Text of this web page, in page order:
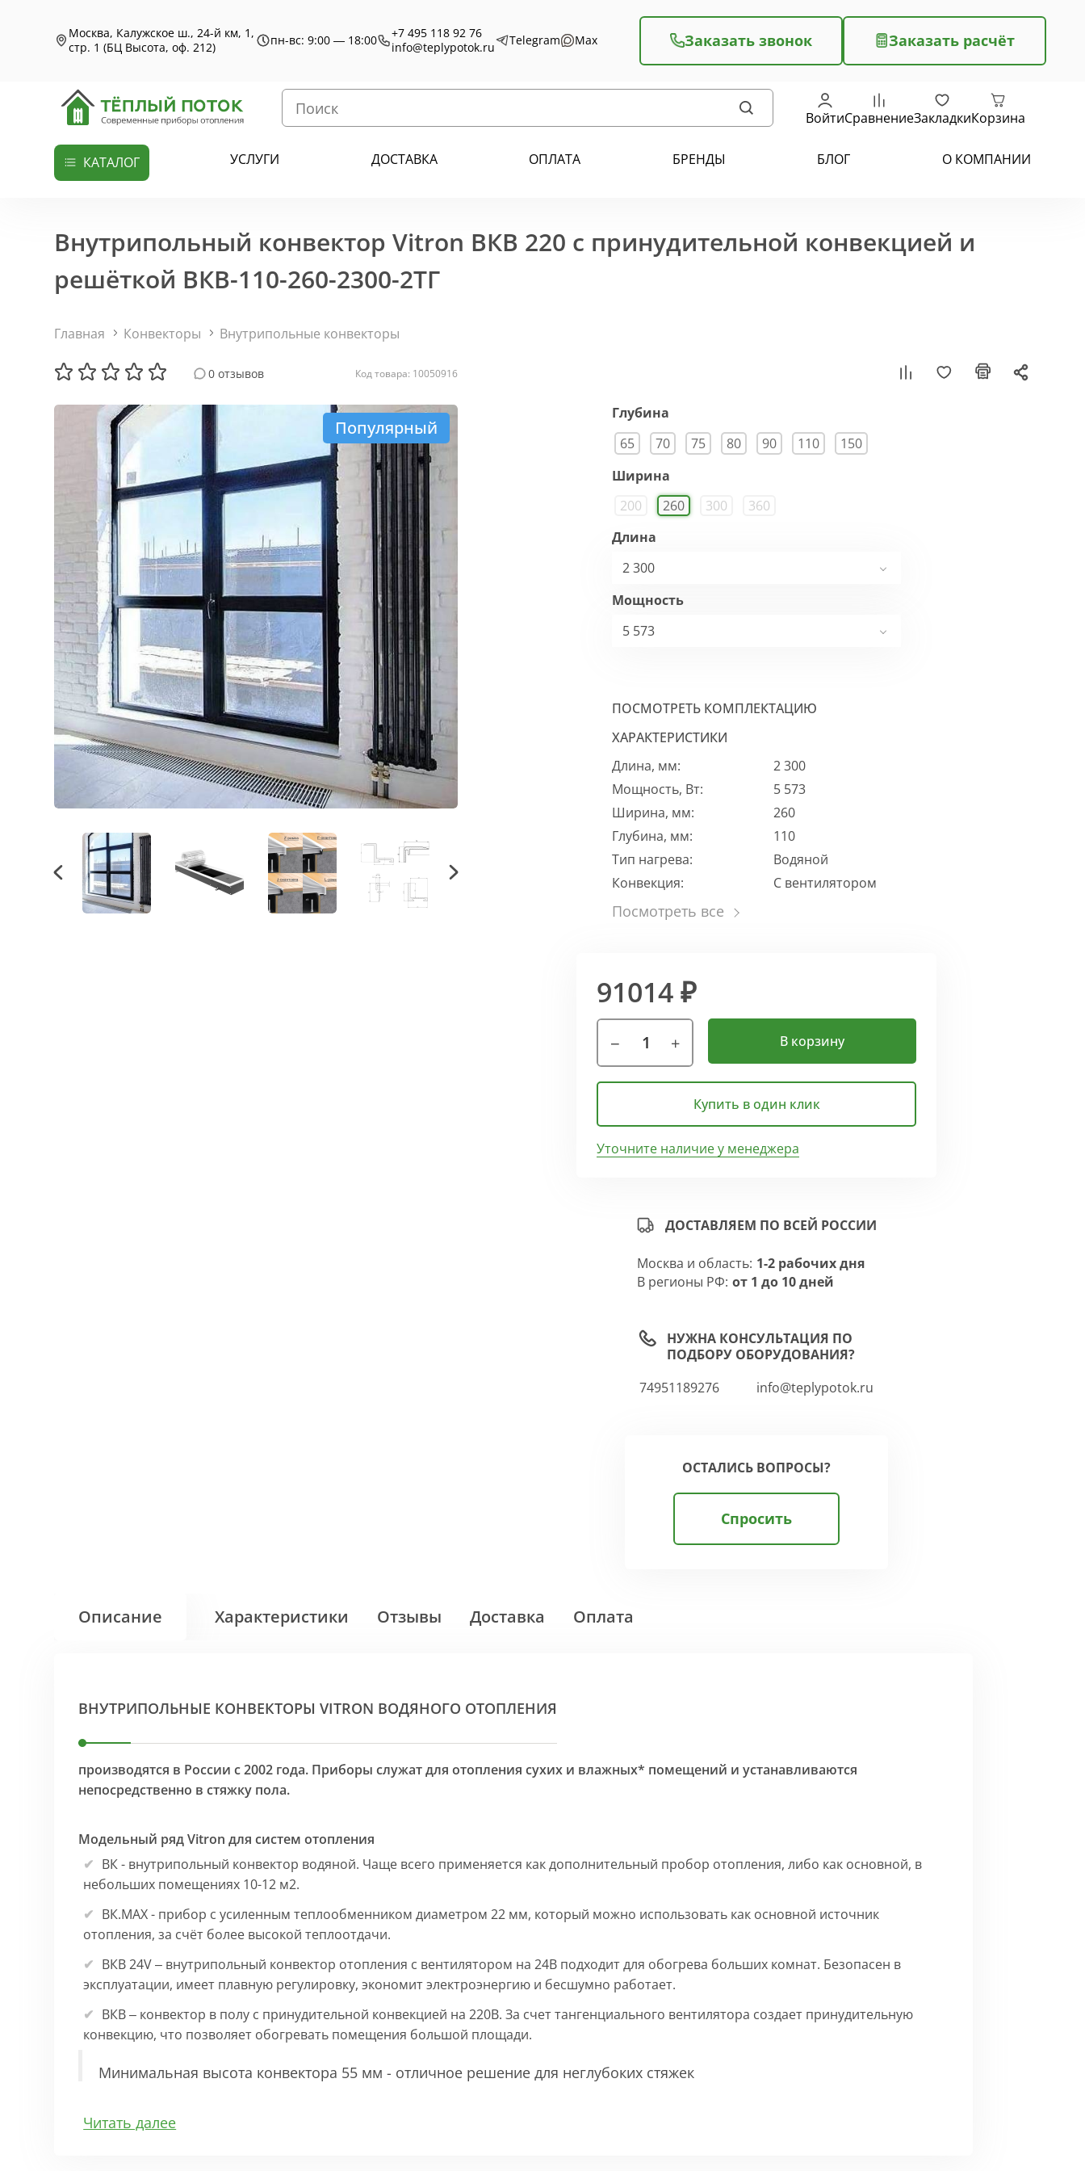
Москва, Калужское ш., 24-й км, 1,
стр. 1 (БЦ Высота, оф. 212)
пн-вс: 9:00 — 18:00
+7 495 118 92 76
info@teplypotok.ru
Telegram Max Заказать звонок Заказать расчёт
ВойтиСравнениеЗакладкиКорзина
КАТАЛОГ УСЛУГИ ДОСТАВКА ОПЛАТА БРЕНДЫ БЛОГ О КОМПАНИИ
Внутрипольный конвектор Vitron ВКВ 220 с принудительной конвекцией и
решёткой ВКВ-110-260-2300-2ТГ
Главная Конвекторы Внутрипольные конвекторы
0 отзывов Код товара: 10050916
Популярный
Глубина
65
70 75 80 90 110
150
Ширина
200
260 300
360
Длина
2 300
Мощность
5 573
ПОСМОТРЕТЬ КОМПЛЕКТАЦИЮ
ХАРАКТЕРИСТИКИ
Длина, мм:
2 300
Мощность, Вт:
5 573
Ширина, мм:
260
Глубина, мм:
110
Тип нагрева:
Водяной
Конвекция:
С вентилятором
91014 ₽
В корзину
Купить в один клик
Уточните наличие у менеджера
ДОСТАВЛЯЕМ ПО ВСЕЙ РОССИИ
Москва и область: 1-2 рабочих дня
В регионы РФ: от 1 до 10 дней
НУЖНА КОНСУЛЬТАЦИЯ ПО
ПОДБОРУ ОБОРУДОВАНИЯ?
74951189276
info@teplypotok.ru
ОСТАЛИСЬ ВОПРОСЫ?
Спросить
Описание Характеристики Отзывы Доставка Оплата
ВНУТРИПОЛЬНЫЕ КОНВЕКТОРЫ VITRON ВОДЯНОГО ОТОПЛЕНИЯ
производятся в России с 2002 года. Приборы служат для отопления сухих и влажных* помещений и устанавливаются
непосредственно в стяжку пола.
Модельный ряд Vitron для систем отопления
ВК - внутрипольный конвектор водяной. Чаще всего применяется как дополнительный пробор отопления, либо как основной, в
небольших помещениях 10-12 м2.
ВК.МАХ - прибор с усиленным теплообменником диаметром 22 мм, который можно использовать как основной источник
отопления, за счёт более высокой теплоотдачи.
ВКВ 24V – внутрипольный конвектор отопления с вентилятором на 24В подходит для обогрева больших комнат. Безопасен в
эксплуатации, имеет плавную регулировку, экономит электроэнергию и бесшумно работает.
ВКВ – конвектор в полу с принудительной конвекцией на 220В. За счет тангенциального вентилятора создает принудительную
конвекцию, что позволяет обогревать помещения большой площади.
Минимальная высота конвектора 55 мм - отличное решение для неглубоких стяжек
Особенности:
Читать далее